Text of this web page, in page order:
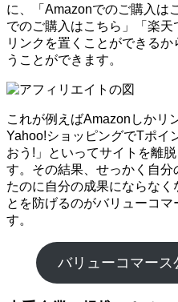
に、「Amazonでのご購入は
でのご購入はこちら」「楽
リンクを置くことができる
うことができます。
これが例えばAmazonしかリ
Yahoo!ショッピングでTポイ
おう!」といってサイトを離
す。その結果、せっかく自分
たのに自分の成果にならな
とを防げるのがバリューコ
す。
バリューコマース